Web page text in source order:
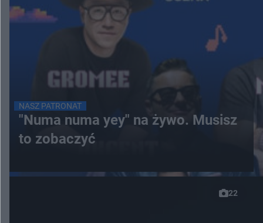
NASZ PATRONAT
"Numa numa yey" na żywo. Musisz
to zobaczyć
22